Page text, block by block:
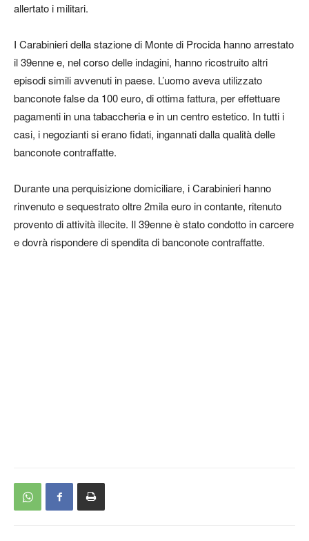
allertato i militari.
I Carabinieri della stazione di Monte di Procida hanno arrestato
il 39enne e, nel corso delle indagini, hanno ricostruito altri
episodi simili avvenuti in paese. L’uomo aveva utilizzato
banconote false da 100 euro, di ottima fattura, per effettuare
pagamenti in una tabaccheria e in un centro estetico. In tutti i
casi, i negozianti si erano fidati, ingannati dalla qualità delle
banconote contraffatte.
Durante una perquisizione domiciliare, i Carabinieri hanno
rinvenuto e sequestrato oltre 2mila euro in contante, ritenuto
provento di attività illecite. Il 39enne è stato condotto in carcere
e dovrà rispondere di spendita di banconote contraffatte.